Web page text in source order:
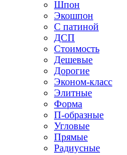
Шпон
Экошпон
С патиной
ДСП
Стоимость
Дешевые
Дорогие
Эконом-класс
Элитные
Форма
П-образные
Угловые
Прямые
Радиусные